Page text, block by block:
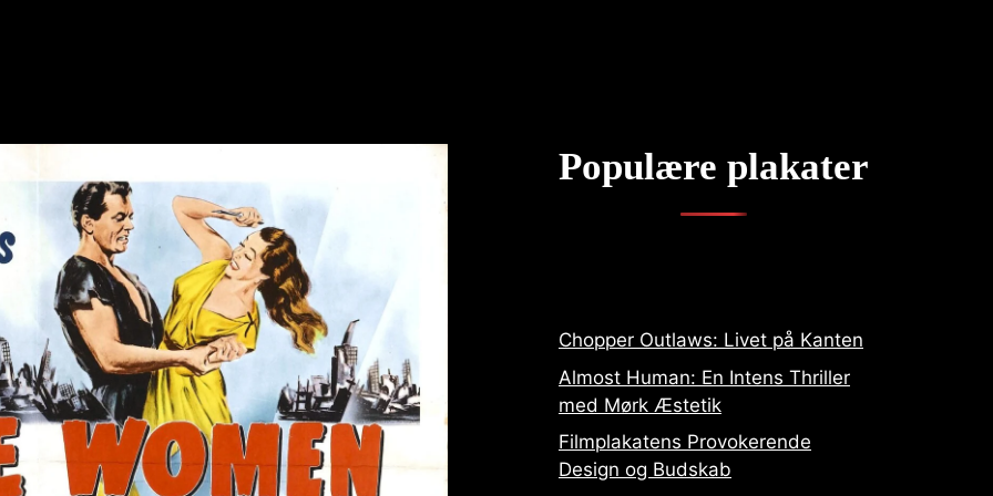
Populære plakater
Chopper Outlaws: Livet på Kanten
Almost Human: En Intens Thriller
med Mørk Æstetik
Filmplakatens Provokerende
Design og Budskab